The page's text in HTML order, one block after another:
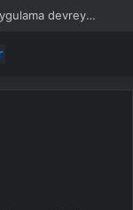
İstanbul’da market ve bakkallarda yeni uygulama devreye girdi